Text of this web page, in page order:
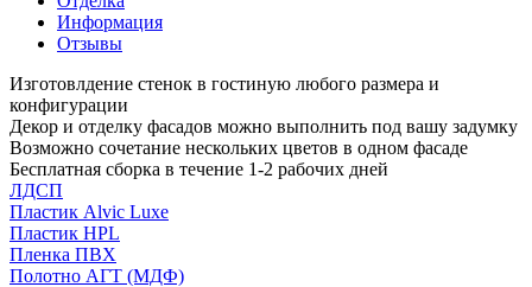
Информация
Отзывы
Изготовлдение стенок в гостиную любого размера и
конфигурации
Декор и отделку фасадов можно выполнить под вашу задумку
Возможно сочетание нескольких цветов в одном фасаде
Бесплатная сборка в течение 1-2 рабочих дней
ЛДСП
Пластик Alvic Luxe
Пластик HPL
Пленка ПВХ
Полотно АГТ (МДФ)